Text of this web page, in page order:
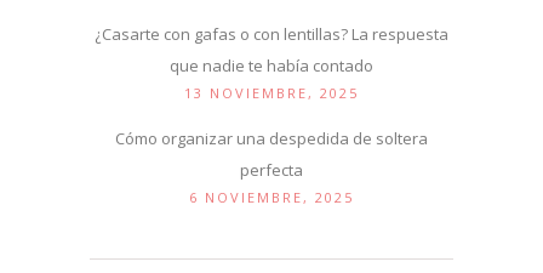
¿Casarte con gafas o con lentillas? La respuesta
que nadie te había contado
13 NOVIEMBRE, 2025
Cómo organizar una despedida de soltera
perfecta
6 NOVIEMBRE, 2025